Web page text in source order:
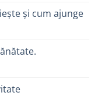
și cum ajunge